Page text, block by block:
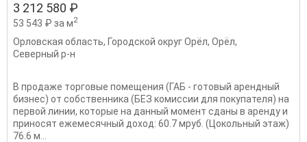
3 212 580 ₽
53 543 ₽ за м2
Орловская область, Городской округ Орёл, Орёл,
Северный р-н
В продаже торговые помещения (ГАБ - готовый арендный
бизнес) от собственника (БЕЗ комиссии для покупателя) на
первой линии, которые на данный момент сданы в аренду и
приносят ежемесячный доход: 60.7 мруб. (Цокольный этаж)
76.6 м...